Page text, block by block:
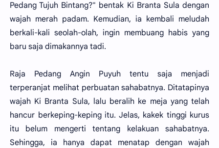
Pedang Tujuh Bintang?" bentak Ki Branta Sula dengan
wajah merah padam. Kemudian, ia kembali meludah
berkali-kali seolah-olah, ingin membuang habis yang
baru saja dimakannya tadi.
Raja Pedang Angin Puyuh tentu saja menjadi
terperanjat melihat perbuatan sahabatnya. Ditatapinya
wajah Ki Branta Sula, lalu beralih ke meja yang telah
hancur berkeping-keping itu. Jelas, kakek tinggi kurus
itu belum mengerti tentang kelakuan sahabatnya.
Sehingga, ia hanya dapat menatap dengan wajah